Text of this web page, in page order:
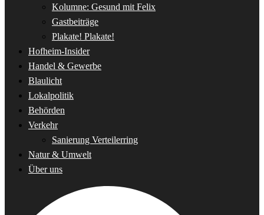
Kolumne: Gesund mit Felix
Gastbeiträge
Plakate! Plakate!
Hofheim-Insider
Handel & Gewerbe
Blaulicht
Lokalpolitik
Behörden
Verkehr
Sanierung Verteilerring
Natur & Umwelt
Über uns